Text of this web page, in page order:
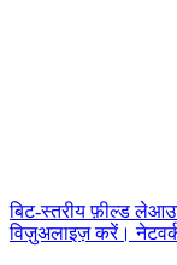
बिट-स्तरीय फ़ील्ड
विज़ुअलाइज़ करें।